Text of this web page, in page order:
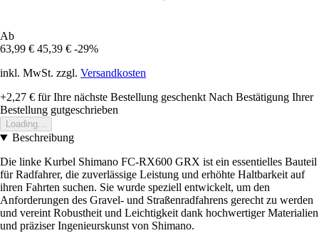
Ab
63,99 € 45,39 € -29%
inkl. MwSt. zzgl. Versandkosten
+2,27 € für Ihre nächste Bestellung geschenkt Nach Bestätigung Ihrer
Bestellung gutgeschrieben
Loading...
Beschreibung
Die linke Kurbel Shimano FC-RX600 GRX ist ein essentielles Bauteil
für Radfahrer, die zuverlässige Leistung und erhöhte Haltbarkeit auf
ihren Fahrten suchen. Sie wurde speziell entwickelt, um den
Anforderungen des Gravel- und Straßenradfahrens gerecht zu werden
und vereint Robustheit und Leichtigkeit dank hochwertiger Materialien
und präziser Ingenieurskunst von Shimano.